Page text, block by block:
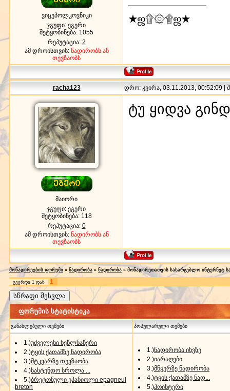
ვიცეპოლკოვნიკი
ჯგუფი: ეგერი
შეტყობინება: 1055
რეპუტაცია: 2
ამ დროისთვის: ნადირობს ან
თევზაობს
★ஜ۩۞۩ஜ★
racha123 დრო: კვირა, 03.11.2013, 00:52:09 |
მაიორი
ჯგუფი: ეგერი
შეტყობინება: 118
რეპუტაცია: 0
ამ დროისთვის: ნადირობს ან
თევზაობს
ტუ ყიდვა
მონადირეების ფორუმი » ნადირობა » ნადირობა » მონადირეთათვის სასარგებლო ინტერნეტ
გვერდი 1 დან 1
ფორუმის სტატისტიკა
განახლებული თემები პოპულარული თემები
1.)უძველესი ხეწლნაწერი
2.)ტყის ქათამზე ნადირობა
3.)მტკვარზე თევზაობა
4.)სასტენდო სროლა ...
5.)ბრეტონული ეპანიოლი epagneul
breton
1.)ნადირობა იხვზე
2.)იარაღები
3.)მწყერზე ნადირობა
4.)ტყის ქათამზე ნად...
5.)პოინტერი